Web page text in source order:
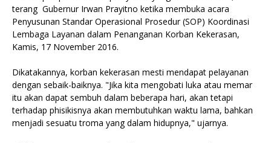
terang Gubernur Irwan Prayitno ketika membuka acara
Penyusunan Standar Operasional Prosedur (SOP) Koordinasi
Lembaga Layanan dalam Penanganan Korban Kekerasan,
Kamis, 17 November 2016.
Dikatakannya, korban kekerasan mesti mendapat pelayanan
dengan sebaik-baiknya. "Jika kita mengobati luka atau memar
itu akan dapat sembuh dalam beberapa hari, akan tetapi
terhadap phisikisnya akan membutuhkan waktu lama, bahkan
menjadi sesuatu troma yang dalam hidupnya," ujarnya.